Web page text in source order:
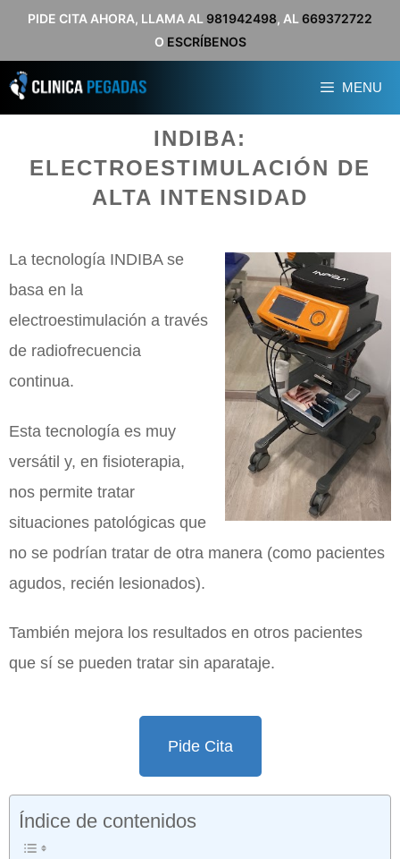
Saltar
contenido
PIDE CITA AHORA, LLAMA AL 981942498, AL 669372722
O ESCRÍBENOS
MENU
INDIBA:
ELECTROESTIMULACIÓN DE
ALTA INTENSIDAD
La tecnología INDIBA se
basa en la
electroestimulación a través
de radiofrecuencia
continua.
Esta tecnología es muy
versátil y, en fisioterapia,
nos permite tratar
situaciones patológicas que
no se podrían tratar de otra manera (como pacientes
agudos, recién lesionados).
También mejora los resultados en otros pacientes
que sí se pueden tratar sin aparataje.
Pide Cita
Índice de contenidos